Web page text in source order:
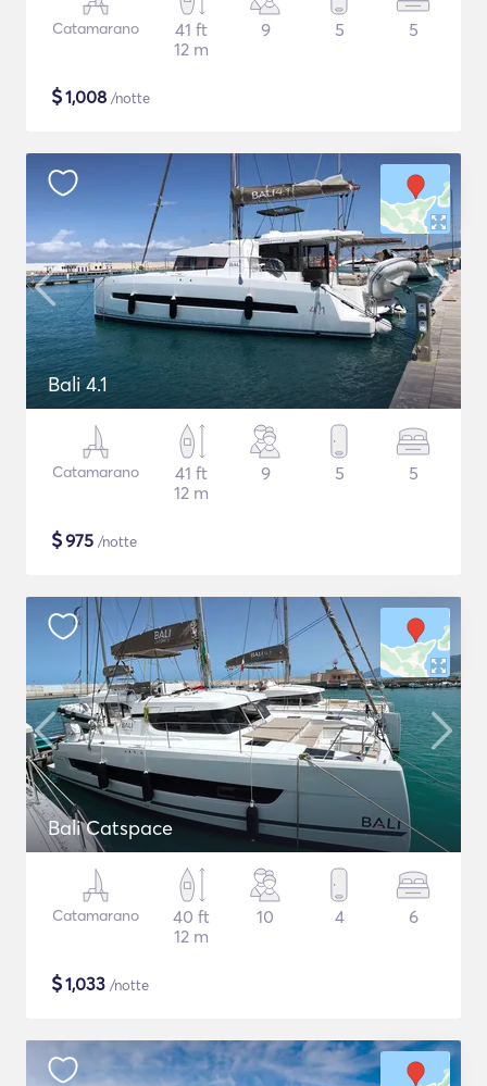
Catamarano
41 ft
12 m
9 5 5
$1,008 /notte
Bali 4.1
Catamarano
41 ft
12 m
9 5 5
$975 /notte
Bali Catspace
Catamarano
40 ft
12 m
10 4 6
$1,033 /notte